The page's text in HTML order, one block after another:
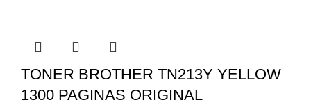
TONER BROTHER TN213Y YELLOW
1300 PAGINAS ORIGINAL